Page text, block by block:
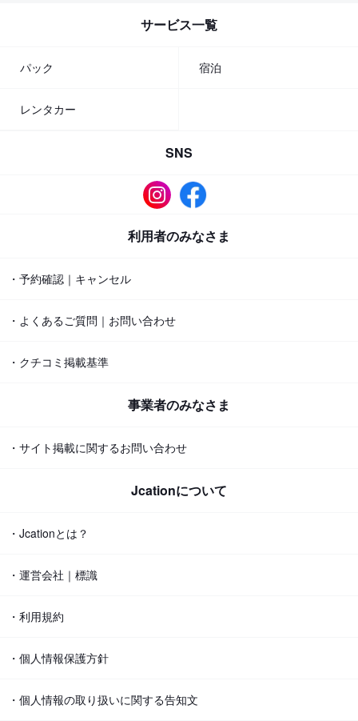
サービス一覧
パック 宿泊
レンタカー
SNS
利用者のみなさま
・予約確認｜キャンセル
・よくあるご質問｜お問い合わせ
・クチコミ掲載基準
事業者のみなさま
・サイト掲載に関するお問い合わせ
Jcationについて
・Jcationとは？
・運営会社｜標識
・利用規約
・個人情報保護方針
・個人情報の取り扱いに関する告知文